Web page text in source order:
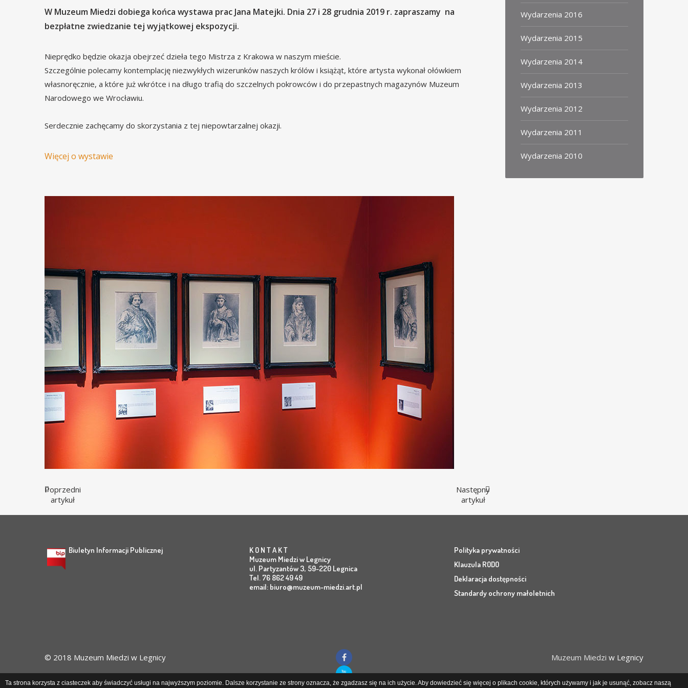
W Muzeum Miedzi dobiega końca wystawa prac Jana Matejki. Dnia 27 i 28 grudnia 2019 r. zapraszamy na
bezpłatne zwiedzanie tej wyjątkowej ekspozycji.
Nieprędko będzie okazja obejrzeć dzieła tego Mistrza z Krakowa w naszym mieście.
Szczególnie polecamy kontemplację niezwykłych wizerunków naszych królów i książąt, które artysta wykonał ołówkiem
własnoręcznie, a które już wkrótce i na długo trafią do szczelnych pokrowców i do przepastnych magazynów Muzeum
Narodowego we Wrocławiu.
Serdecznie zachęcamy do skorzystania z tej niepowtarzalnej okazji.
Więcej o wystawie
Poprzedni
artykuł
Następny
artykuł
Wydarzenia 2016
Wydarzenia 2015
Wydarzenia 2014
Wydarzenia 2013
Wydarzenia 2012
Wydarzenia 2011
Wydarzenia 2010
Biuletyn Informacji Publicznej
K O N T A K T
Muzeum Miedzi w Legnicy
ul. Partyzantów 3, 59-220 Legnica
Tel. 76 862 49 49
email: biuro@muzeum-miedzi.art.pl
Polityka prywatności
Klauzula RODO
Deklaracja dostępności
Standardy ochrony małoletnich
© 2018 Muzeum Miedzi w Legnicy Muzeum Miedzi w Legnicy
Ta strona korzysta z ciasteczek aby świadczyć usługi na najwyższym poziomie. Dalsze korzystanie ze strony oznacza, że zgadzasz się na ich użycie. Aby dowiedzieć się więcej o plikach cookie, których używamy i jak je usunąć, zobacz naszą